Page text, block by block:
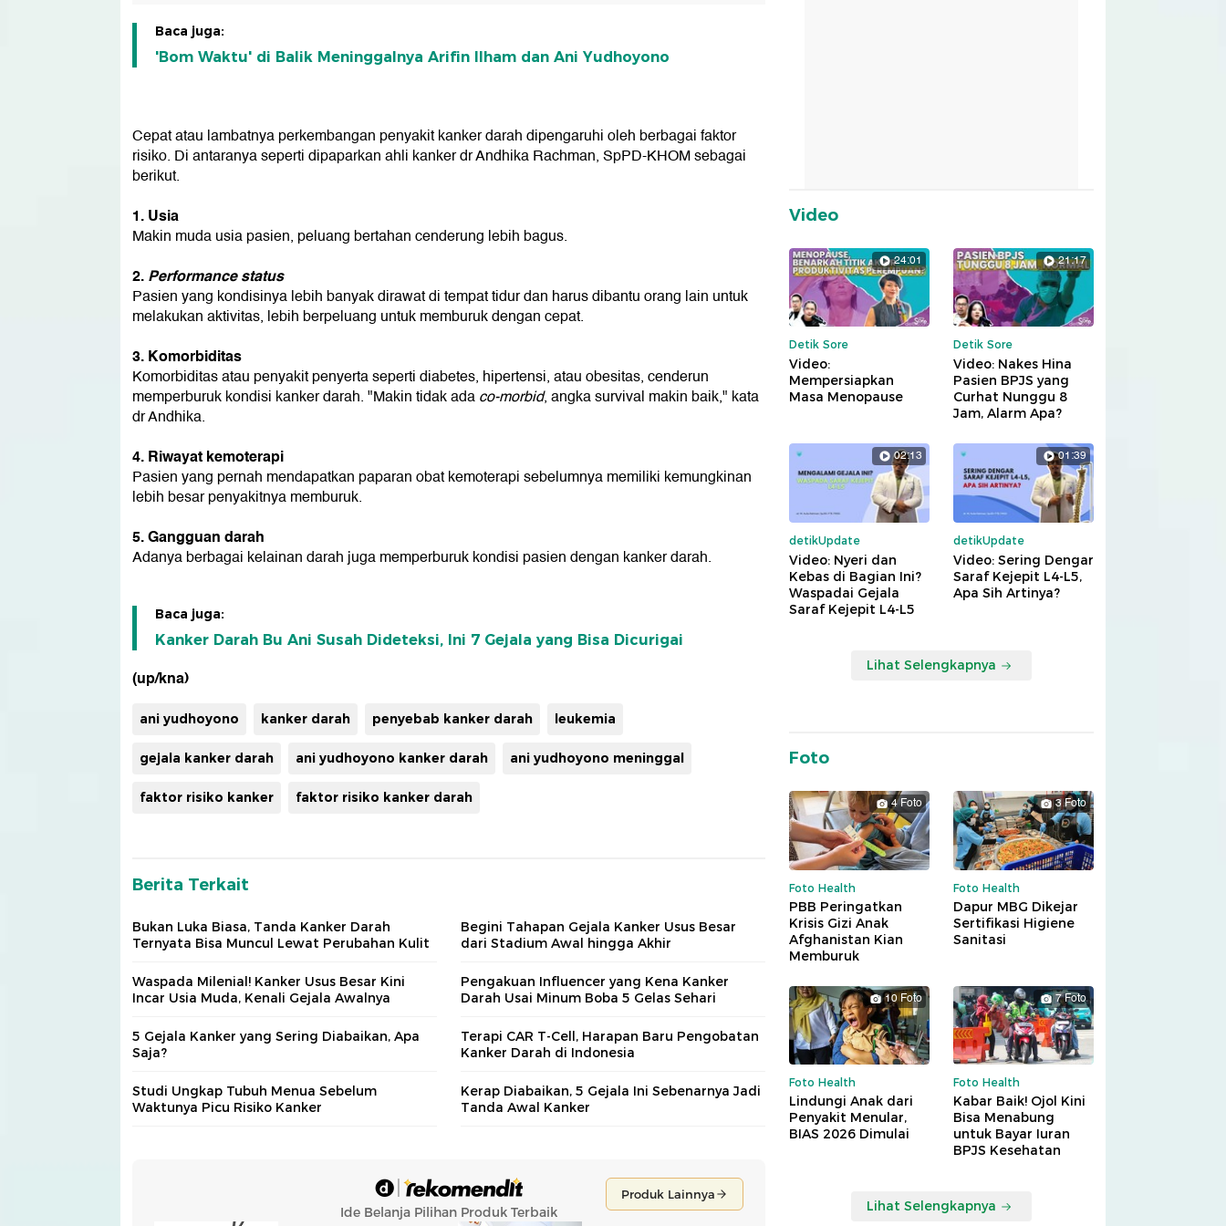
Baca juga:
'Bom Waktu' di Balik Meninggalnya Arifin Ilham dan Ani Yudhoyono
Cepat atau lambatnya perkembangan penyakit kanker darah dipengaruhi oleh berbagai faktor
risiko. Di antaranya seperti dipaparkan ahli kanker dr Andhika Rachman, SpPD-KHOM sebagai
berikut.
1. Usia
Makin muda usia pasien, peluang bertahan cenderung lebih bagus.
2.Performance status
Pasien yang kondisinya lebih banyak dirawat di tempat tidur dan harus dibantu orang lain untuk
melakukan aktivitas, lebih berpeluang untuk memburuk dengan cepat.
3. Komorbiditas
Komorbiditas atau penyakit penyerta seperti diabetes, hipertensi, atau obesitas, cenderun
memperburuk kondisi kanker darah. "Makin tidak adaco-morbid, angka survival makin baik," kata
dr Andhika.
4. Riwayat kemoterapi
Pasien yang pernah mendapatkan paparan obat kemoterapi sebelumnya memiliki kemungkinan
lebih besar penyakitnya memburuk.
5. Gangguan darah
Adanya berbagai kelainan darah juga memperburuk kondisi pasien dengan kanker darah.
Baca juga:
Kanker Darah Bu Ani Susah Dideteksi, Ini 7 Gejala yang Bisa Dicurigai
(up/kna)
ani yudhoyono kanker darah penyebab kanker darah leukemia
gejala kanker darah ani yudhoyono kanker darah ani yudhoyono meninggal
faktor risiko kanker faktor risiko kanker darah
Berita Terkait
Bukan Luka Biasa, Tanda Kanker Darah
Ternyata Bisa Muncul Lewat Perubahan Kulit
Begini Tahapan Gejala Kanker Usus Besar
dari Stadium Awal hingga Akhir
Waspada Milenial! Kanker Usus Besar Kini
Incar Usia Muda, Kenali Gejala Awalnya
Pengakuan Influencer yang Kena Kanker
Darah Usai Minum Boba 5 Gelas Sehari
5 Gejala Kanker yang Sering Diabaikan, Apa
Saja?
Terapi CAR T-Cell, Harapan Baru Pengobatan
Kanker Darah di Indonesia
Studi Ungkap Tubuh Menua Sebelum
Waktunya Picu Risiko Kanker
Kerap Diabaikan, 5 Gejala Ini Sebenarnya Jadi
Tanda Awal Kanker
Video
24:01
Detik Sore
Video:
Mempersiapkan
Masa Menopause
21:17
Detik Sore
Video: Nakes Hina
Pasien BPJS yang
Curhat Nunggu 8
Jam, Alarm Apa?
02:13
detikUpdate
Video: Nyeri dan
Kebas di Bagian Ini?
Waspadai Gejala
Saraf Kejepit L4-L5
01:39
detikUpdate
Video: Sering Dengar
Saraf Kejepit L4-L5,
Apa Sih Artinya?
Lihat Selengkapnya
Foto
4 Foto
Foto Health
PBB Peringatkan
Krisis Gizi Anak
Afghanistan Kian
Memburuk
3 Foto
Foto Health
Dapur MBG Dikejar
Sertifikasi Higiene
Sanitasi
10 Foto
Foto Health
Lindungi Anak dari
Penyakit Menular,
BIAS 2026 Dimulai
7 Foto
Foto Health
Kabar Baik! Ojol Kini
Bisa Menabung
untuk Bayar Iuran
BPJS Kesehatan
Lihat Selengkapnya